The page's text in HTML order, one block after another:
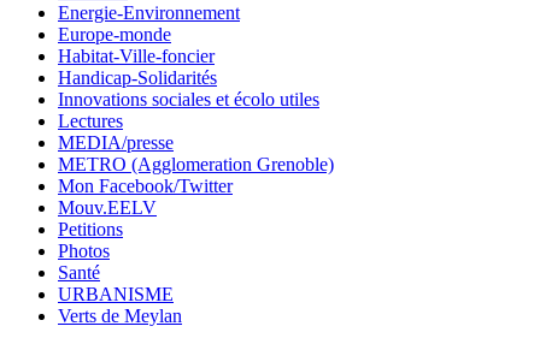
Energie-Environnement
Europe-monde
Habitat-Ville-foncier
Handicap-Solidarités
Innovations sociales et écolo utiles
Lectures
MEDIA/presse
METRO (Agglomeration Grenoble)
Mon Facebook/Twitter
Mouv.EELV
Petitions
Photos
Santé
URBANISME
Verts de Meylan